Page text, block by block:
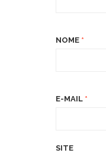
NOME *
E-MAIL *
SITE